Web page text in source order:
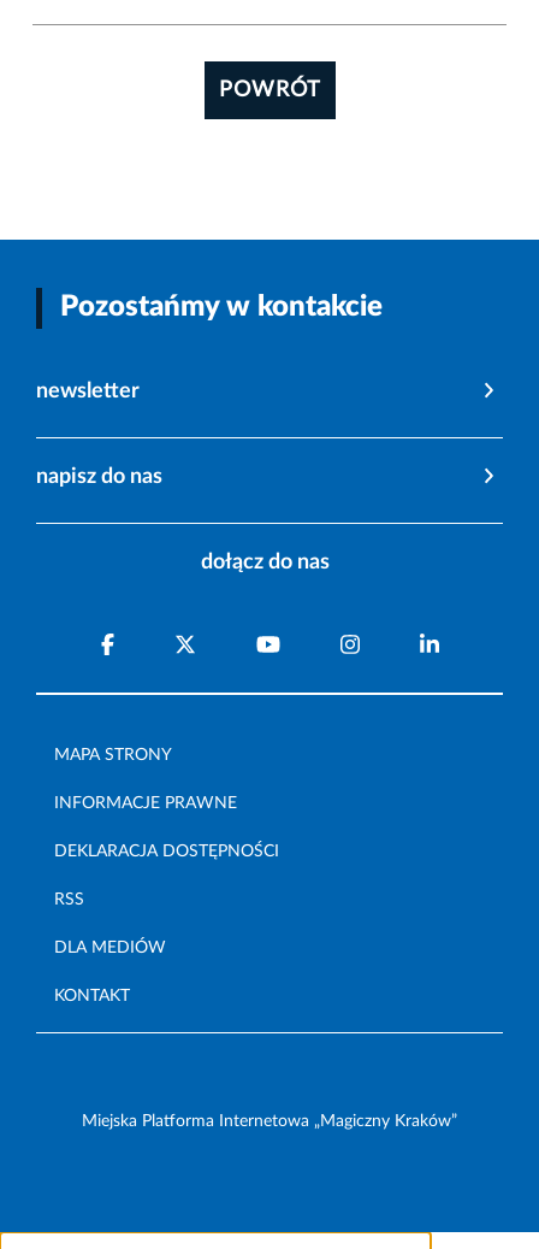
POWRÓT
Pozostańmy w kontakcie
newsletter
napisz do nas
dołącz do nas
MAPA STRONY
INFORMACJE PRAWNE
DEKLARACJA DOSTĘPNOŚCI
RSS
DLA MEDIÓW
KONTAKT
Miejska Platforma Internetowa „Magiczny Kraków”